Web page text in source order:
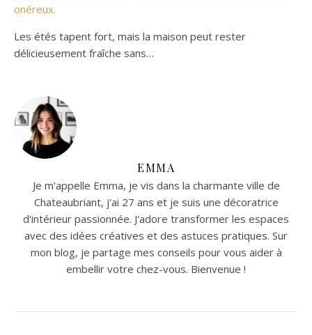
onéreux.
Les étés tapent fort, mais la maison peut rester
délicieusement fraîche sans…
EMMA
Je m'appelle Emma, je vis dans la charmante ville de
Chateaubriant, j'ai 27 ans et je suis une décoratrice
d'intérieur passionnée. J'adore transformer les espaces
avec des idées créatives et des astuces pratiques. Sur
mon blog, je partage mes conseils pour vous aider à
embellir votre chez-vous. Bienvenue !